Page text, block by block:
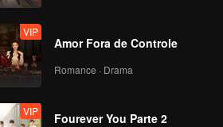
VIP
Amor Fora de Controle
Romance · Drama
VIP
Fourever You Parte 2